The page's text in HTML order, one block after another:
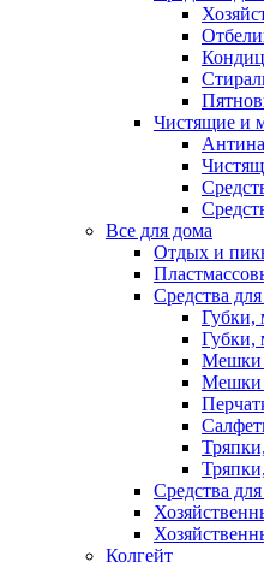
Чистящие и
Все для дома
Отдых и
Средства
Губки,
Губки,
Мешки
Мешки
Средства
Колгейт